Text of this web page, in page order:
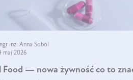
inż. Anna Sobol
maj 2026
Food — nowa żywność co to